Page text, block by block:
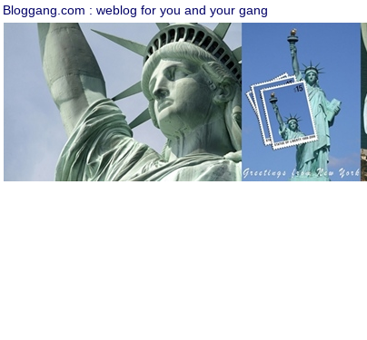
Bloggang.com : weblog for you and your gang